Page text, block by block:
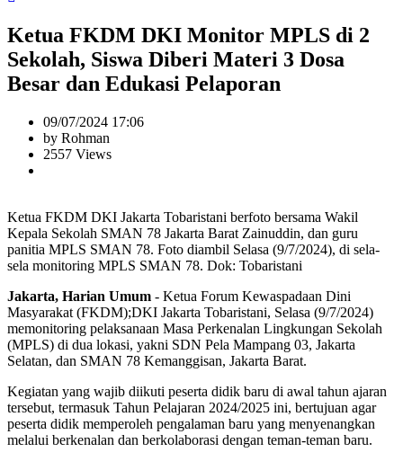
Ketua FKDM DKI Monitor MPLS di 2
Sekolah, Siswa Diberi Materi 3 Dosa
Besar dan Edukasi Pelaporan
09/07/2024 17:06
by Rohman
2557 Views
Ketua FKDM DKI Jakarta Tobaristani berfoto bersama Wakil
Kepala Sekolah SMAN 78 Jakarta Barat Zainuddin, dan guru
panitia MPLS SMAN 78. Foto diambil Selasa (9/7/2024), di sela-
sela monitoring MPLS SMAN 78. Dok: Tobaristani
Jakarta, Harian Umum - Ketua Forum Kewaspadaan Dini
Masyarakat (FKDM);DKI Jakarta Tobaristani, Selasa (9/7/2024)
memonitoring pelaksanaan Masa Perkenalan Lingkungan Sekolah
(MPLS) di dua lokasi, yakni SDN Pela Mampang 03, Jakarta
Selatan, dan SMAN 78 Kemanggisan, Jakarta Barat.
Kegiatan yang wajib diikuti peserta didik baru di awal tahun ajaran
tersebut, termasuk Tahun Pelajaran 2024/2025 ini, bertujuan agar
peserta didik memperoleh pengalaman baru yang menyenangkan
melalui berkenalan dan berkolaborasi dengan teman-teman baru.